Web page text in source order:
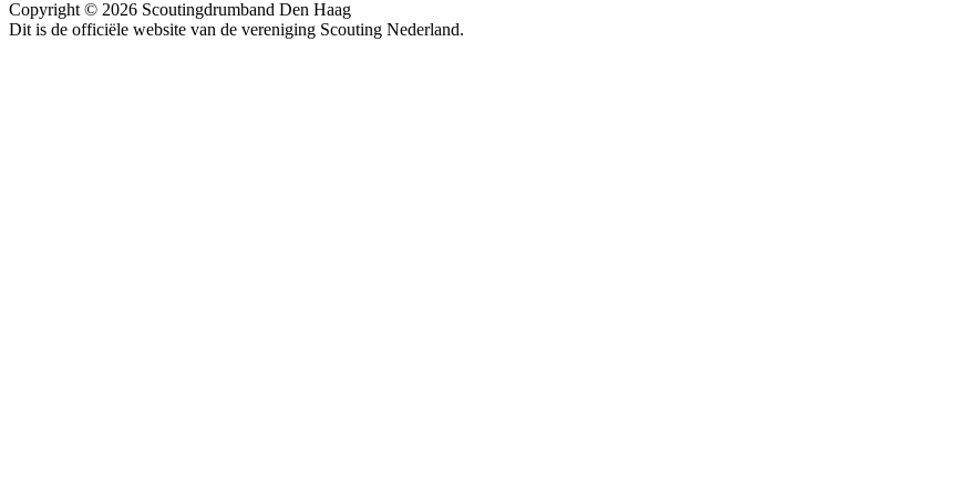
Copyright © 2026 Scoutingdrumband Den Haag
Dit is de officiële website van de vereniging Scouting Nederland.